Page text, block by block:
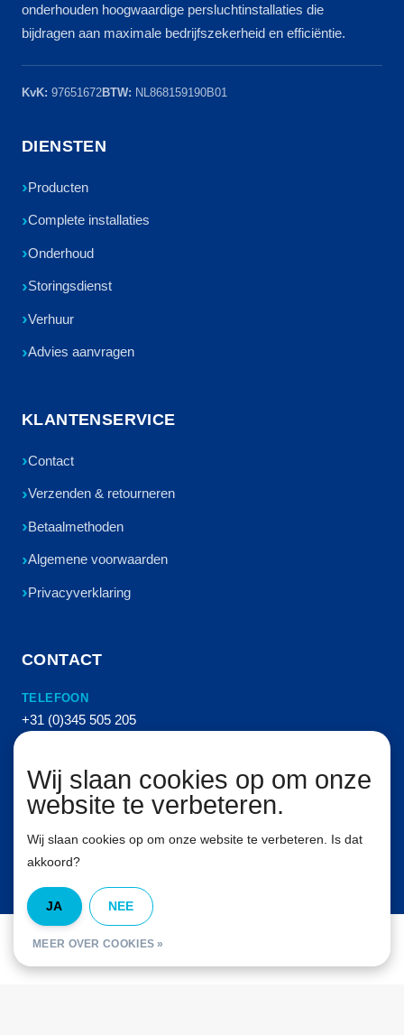
onderhouden hoogwaardige persluchtinstallaties die
bijdragen aan maximale bedrijfszekerheid en efficiëntie.
KvK: 97651672BTW: NL868159190B01
DIENSTEN
Producten
Complete installaties
Onderhoud
Storingsdienst
Verhuur
Advies aanvragen
KLANTENSERVICE
Contact
Verzenden & retourneren
Betaalmethoden
Algemene voorwaarden
Privacyverklaring
CONTACT
TELEFOON
+31 (0)345 505 205
info@vanhemertperslucht.nl
ADRES
Molenkampstraat 16
4157 GN Enspijk
© Van Hemert Persluchttechniek B.V. Alle rechten voorbehouden. 2026
Wij slaan cookies op om onze
website te verbeteren.
Wij slaan cookies op om onze website te verbeteren. Is dat
akkoord?
JA NEE
MEER OVER COOKIES »